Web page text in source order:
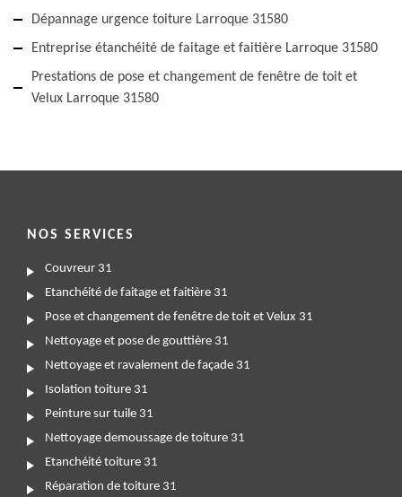
Dépannage urgence toiture Larroque 31580
Entreprise étanchéité de faitage et faitière Larroque 31580
Prestations de pose et changement de fenêtre de toit et
Velux Larroque 31580
NOS SERVICES
Couvreur 31
Etanchéité de faitage et faitière 31
Pose et changement de fenêtre de toit et Velux 31
Nettoyage et pose de gouttière 31
Nettoyage et ravalement de façade 31
Isolation toiture 31
Peinture sur tuile 31
Nettoyage demoussage de toiture 31
Etanchéité toiture 31
Réparation de toiture 31